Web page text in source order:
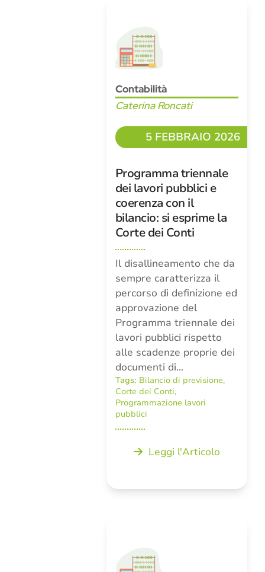
Contabilità
Caterina Roncati
5 FEBBRAIO 2026
Programma triennale
dei lavori pubblici e
coerenza con il
bilancio: si esprime la
Corte dei Conti
Il disallineamento che da
sempre caratterizza il
percorso di definizione ed
approvazione del
Programma triennale dei
lavori pubblici rispetto
alle scadenze proprie dei
documenti di…
Tags: Bilancio di previsione,
Corte dei Conti,
Programmazione lavori
pubblici
Leggi l'Articolo